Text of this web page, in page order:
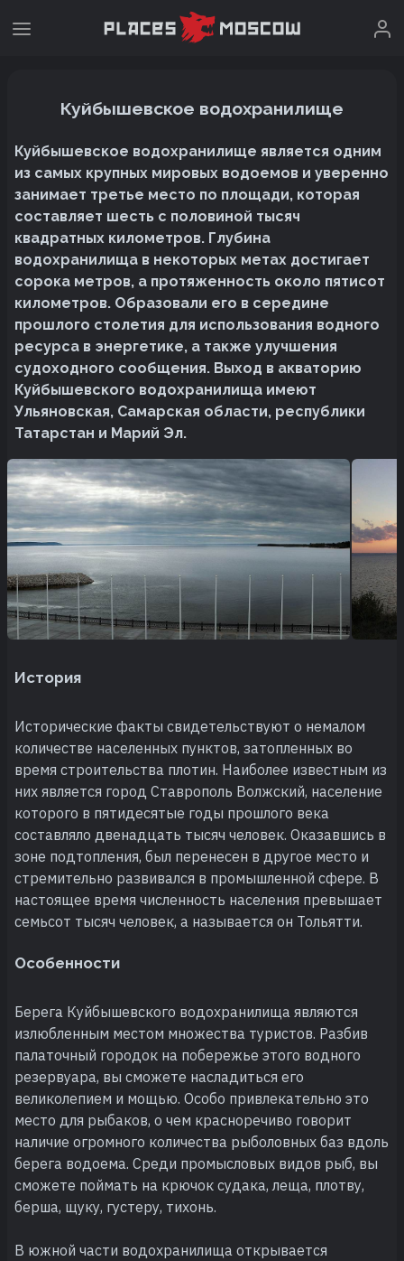
Куйбышевское водохранилище
Куйбышевское водохранилище является одним
из самых крупных мировых водоемов и уверенно
занимает третье место по площади, которая
составляет шесть с половиной тысяч
квадратных километров. Глубина
водохранилища в некоторых метах достигает
сорока метров, а протяженность около пятисот
километров. Образовали его в середине
прошлого столетия для использования водного
ресурса в энергетике, а также улучшения
судоходного сообщения. Выход в акваторию
Куйбышевского водохранилища имеют
Ульяновская, Самарская области, республики
Татарстан и Марий Эл.
История
Исторические факты свидетельствуют о немалом
количестве населенных пунктов, затопленных во
время строительства плотин. Наиболее известным из
них является город Ставрополь Волжский, население
которого в пятидесятые годы прошлого века
составляло двенадцать тысяч человек. Оказавшись в
зоне подтопления, был перенесен в другое место и
стремительно развивался в промышленной сфере. В
настоящее время численность населения превышает
семьсот тысяч человек, а называется он Тольятти.
Особенности
Берега Куйбышевского водохранилища являются
излюбленным местом множества туристов. Разбив
палаточный городок на побережье этого водного
резервуара, вы сможете насладиться его
великолепием и мощью. Особо привлекательно это
место для рыбаков, о чем красноречиво говорит
наличие огромного количества рыболовных баз вдоль
берега водоема. Среди промысловых видов рыб, вы
сможете поймать на крючок судака, леща, плотву,
берша, щуку, густеру, тихонь.
В южной части водохранилища открывается